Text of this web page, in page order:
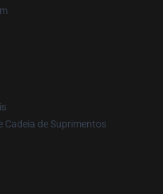
Cadeia de Suprimentos